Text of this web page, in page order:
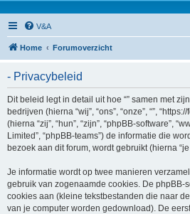
V&A
Home Forumoverzicht
- Privacybeleid
Dit beleid legt in detail uit hoe “” samen met
bedrijven (hierna “wij”, “ons”, “onze”, “”,
(hierna “zij”, “hun”, “zijn”, “phpBB-software”,
Limited”, “phpBB-teams”) de informatie die
bezoek aan dit forum, wordt gebruikt (hierna
Je informatie wordt op twee manieren
gebruik van zogenaamde cookies. De phpBB-
cookies aan (kleine tekstbestanden die naar
van je computer worden gedownload). De